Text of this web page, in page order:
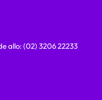
allo: (02) 3206 22233